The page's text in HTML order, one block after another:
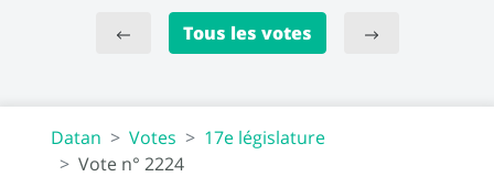
Tous les votes
Datan Votes
17e législature
Vote n° 2224